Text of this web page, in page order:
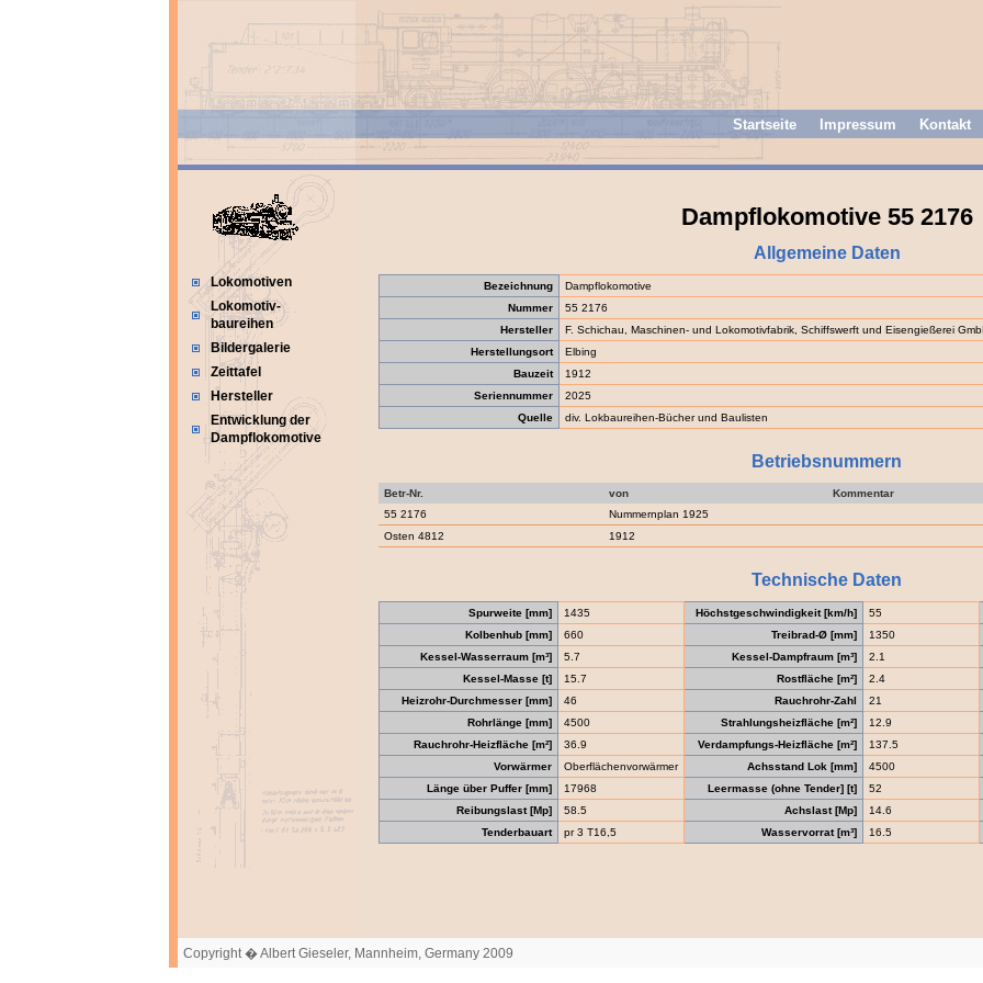
Startseite Impressum Kontakt
Lokomotiven
Lokomotiv-
baureihen
Bildergalerie
Zeittafel
Hersteller
Entwicklung der
Dampflokomotive
Dampflokomotive 55 2176
Allgemeine Daten
Bezeichnung
Dampflokomotive
Nummer
55 2176
Hersteller
F. Schichau, Maschinen- und Lokomotivfabrik, Schiffswerft und Eisengießerei
Herstellungsort
Elbing
Bauzeit
1912
Seriennummer
2025
Quelle
div. Lokbaureihen-Bücher und Baulisten
Betriebsnummern
Betr-Nr. von
Kommentar
55 2176
Nummernplan 1925
Osten 4812
1912
Technische Daten
Spurweite [mm] 1435 Höchstgeschwindigkeit [km/h]
55
Kolbenhub [mm]
660 Treibrad-Ø [mm]
1350
Kessel-Wasserraum [m³]
5.7 Kessel-Dampfraum [m³]
2.1
Kessel-Masse [t]
15.7 Rostfläche [m²]
2.4
Heizrohr-Durchmesser [mm]
46 Rauchrohr-Zahl
21
Rohrlänge [mm]
4500 Strahlungsheizfläche [m²]
12.9
Rauchrohr-Heizfläche [m²]
36.9 Verdampfungs-Heizfläche [m²]
137.5
Vorwärmer
Oberflächenvorwärmer Achsstand Lok [mm]
4500
Länge über Puffer [mm]
17968 Leermasse (ohne Tender] [t]
52
Reibungslast [Mp]
58.5 Achslast [Mp]
14.6
Tenderbauart
pr 3 T16,5 Wasservorrat [m³] 16.5
Copyright � Albert Gieseler, Mannheim, Germany 2009